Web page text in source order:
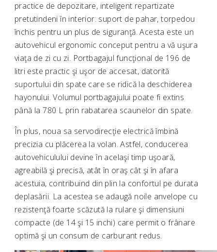
practice de depozitare, inteligent repartizate
pretutindeni în interior: suport de pahar, torpedou
închis pentru un plus de siguranţă. Acesta este un
autovehicul ergonomic conceput pentru a vă uşura
viaţa de zi cu zi. Portbagajul funcţional de 196 de
litri este practic şi uşor de accesat, datorită
suportului din spate care se ridică la deschiderea
hayonului. Volumul portbagajului poate fi extins
până la 780 L prin rabatarea scaunelor din spate.
În plus, noua sa servodirecţie electrică îmbină
precizia cu plăcerea la volan. Astfel, conducerea
autovehiculului devine în acelaşi timp uşoară,
agreabilă şi precisă, atât în oraş cât şi în afara
acestuia, contribuind din plin la confortul pe durata
deplasării. La acestea se adaugă noile anvelope cu
rezistenţă foarte scăzută la rulare şi dimensiuni
compacte (de 14 şi 15 inchi) care permit o frânare
optimă şi un consum de carburant redus.